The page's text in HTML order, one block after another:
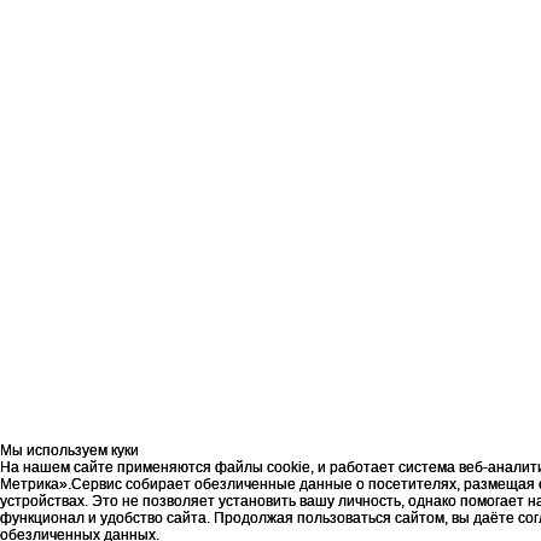
Мы используем куки
На нашем сайте применяются файлы cookie, и работает система веб-
Метрика».Сервис собирает обезличенные данные о посетителях,
устройствах. Это не позволяет установить вашу личность, однако помогает
функционал и удобство сайта. Продолжая пользоваться сайтом, вы даёте
обезличенных данных.
Мы используем куки
На нашем сайте применяются файлы cookie, и работает система веб-
Метрика».Сервис собирает обезличенные данные о посетителях,
устройствах. Это не позволяет установить вашу личность, однако помогает
функционал и удобство сайта. Продолжая пользоваться сайтом, вы даёте
обезличенных данных.